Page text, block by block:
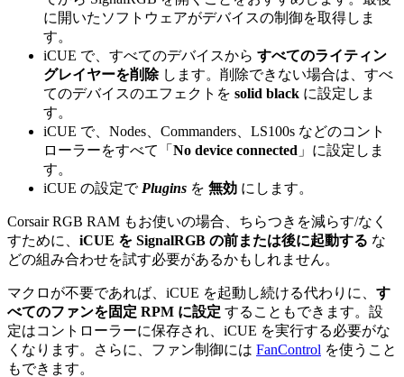
に開いたソフトウェアがデバイスの制御を取得しま
す。
iCUE で、すべてのデバイスから すべてのライティン
グレイヤーを削除します。削除できない場合は、すべ
てのデバイスのエフェクトを solid black に設定しま
す。
iCUE で、Nodes、Commanders、LS100s などのコント
ローラーをすべて「 No device connected 」に設定しま
す。
iCUE の設定で Plugins を 無効 にします。
Corsair RGB RAM もお使いの場合、ちらつきを減らす/なく
すために、 iCUE を SignalRGB の前または後に起動する な
どの組み合わせを試す必要があるかもしれません。
マクロが不要であれば、iCUE を起動し続ける代わりに、 す
べてのファンを固定 RPM に設定 することもできます。設
定はコントローラーに保存され、iCUE を実行する必要がな
くなります。さらに、ファン制御には FanControl を使うこと
もできます。